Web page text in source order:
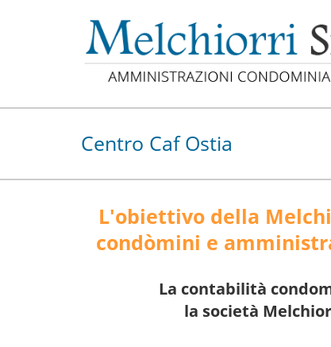
Centro Caf Ostia
L'obiettivo della
condòmini e
La contabilità
la società